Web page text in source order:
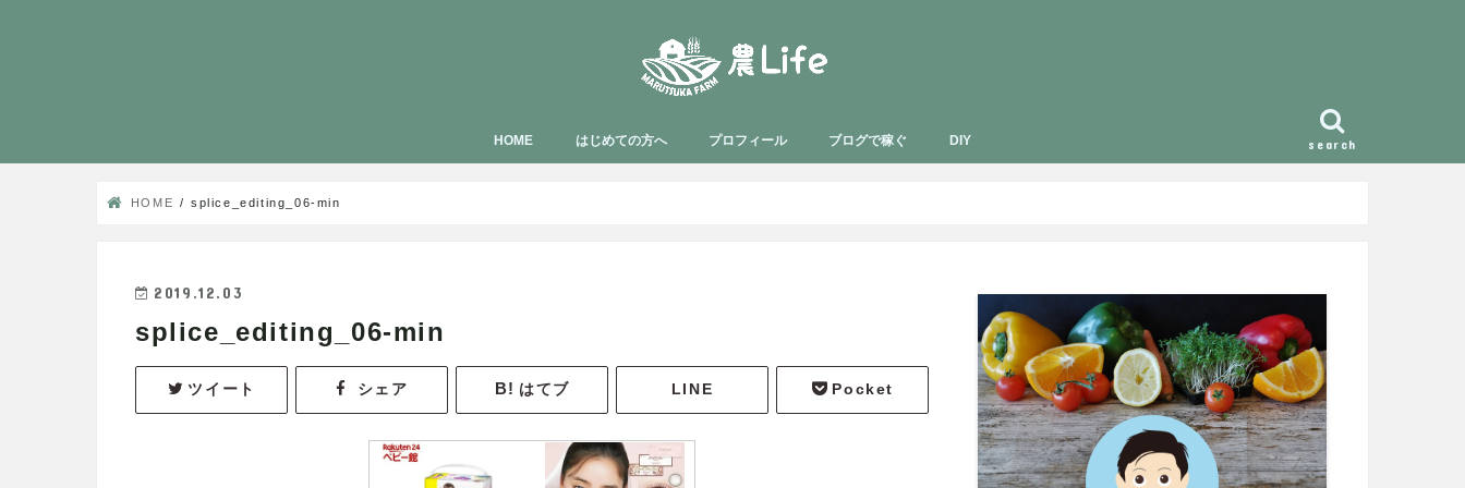
search
HOME はじめての方へ プロフィール ブログで稼ぐ DIY
HOME splice_editing_06-min
2019.12.03
splice_editing_06-min
ツイート シェア はてブ LINE Pocket